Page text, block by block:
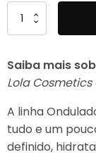
Quantidade
de
Cosmetics
-
Inc
-
Condicionador
Saiba mais
Lola
A linha
tudo e um
definido,